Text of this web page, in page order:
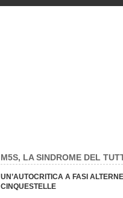
M5S, LA SINDROME DEL
UN’AUTOCRITICA A FASI
CINQUESTELLE